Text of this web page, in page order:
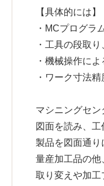
【具体的には】
・MCプログラ
・工具の段取
・機械操作に
・ワーク寸法
マシニングセ
図面を読み、
製品を図面通り
量産加工品の
取り変えや加工